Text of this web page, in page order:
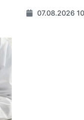
07.08.2026